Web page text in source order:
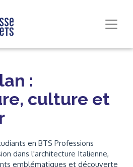
:
culture et
en BTS Professions
dans l'architecture Italienne,
emblématiques et découverte